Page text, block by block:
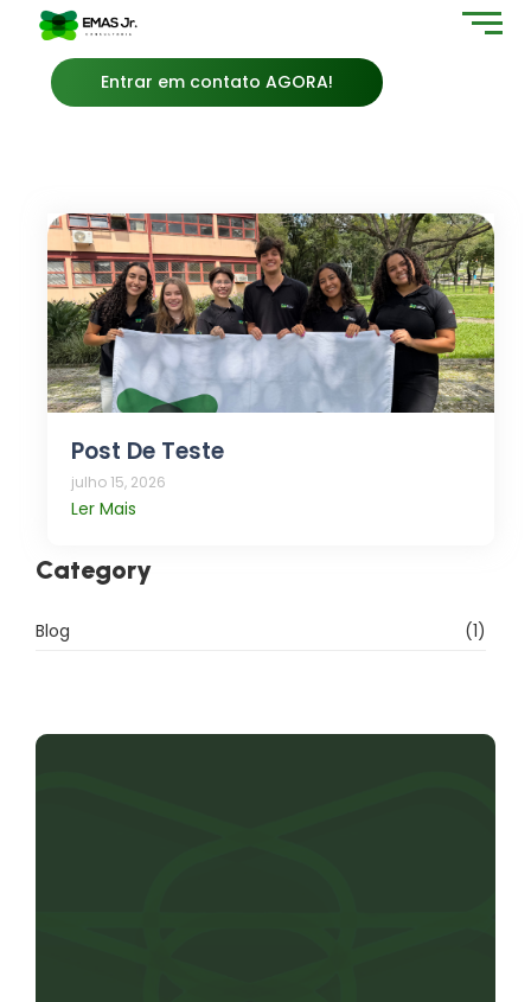
Entrar em contato AGORA!
Post De Teste
julho 15, 2026
Ler Mais
Category
Blog (1)